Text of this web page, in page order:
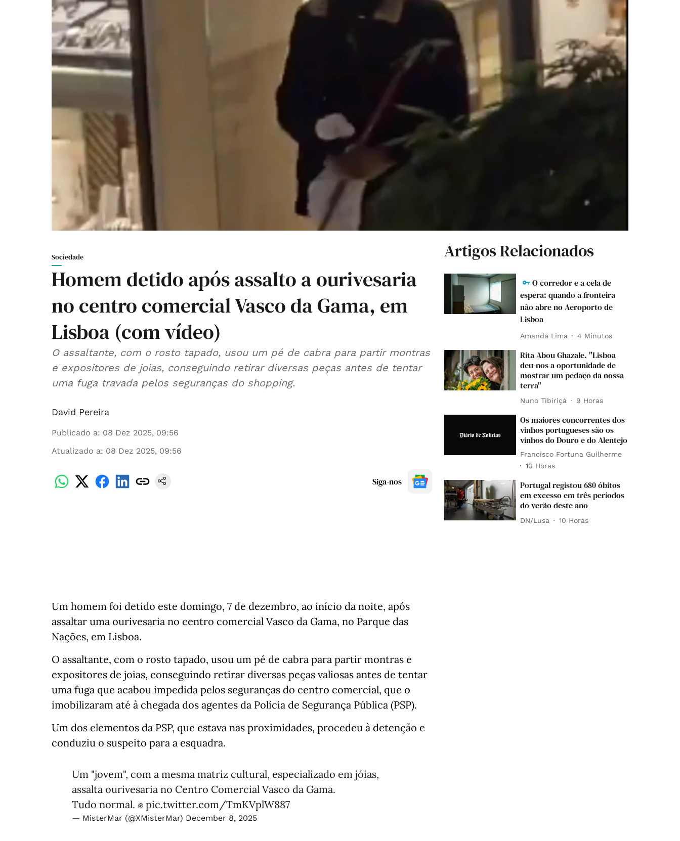
Sociedade
Homem detido após assalto a ourivesaria
no centro comercial Vasco da Gama, em
Lisboa (com vídeo)
O assaltante, com o rosto tapado, usou um pé de cabra para partir montras
e expositores de joias, conseguindo retirar diversas peças antes de tentar
uma fuga travada pelos seguranças do shopping.
David Pereira
Publicado a: 08 Dez 2025, 09:56
Atualizado a: 08 Dez 2025, 09:56
Siga-nos
Um homem foi detido este domingo, 7 de dezembro, ao início da noite, após
assaltar uma ourivesaria no centro comercial Vasco da Gama, no Parque das
Nações, em Lisboa.
O assaltante, com o rosto tapado, usou um pé de cabra para partir montras e
expositores de joias, conseguindo retirar diversas peças valiosas antes de tentar
uma fuga que acabou impedida pelos seguranças do centro comercial, que o
imobilizaram até à chegada dos agentes da Polícia de Segurança Pública (PSP).
Um dos elementos da PSP, que estava nas proximidades, procedeu à detenção e
conduziu o suspeito para a esquadra.
Um "jovem", com a mesma matriz cultural, especializado em jóias,
assalta ourivesaria no Centro Comercial Vasco da Gama.
Tudo normal. ✊ pic.twitter.com/TmKVplW887
— MisterMar (@XMisterMar) December 8, 2025
Artigos Relacionados
O corredor e a cela de
espera: quando a fronteira
não abre no Aeroporto de
Lisboa
Amanda Lima 4 Minutos
Rita Abou Ghazale. "Lisboa
deu-nos a oportunidade de
mostrar um pedaço da nossa
terra"
Nuno Tibiriçá 9 Horas
Os maiores concorrentes dos
vinhos portugueses são os
vinhos do Douro e do Alentejo
Francisco Fortuna Guilherme
10 Horas
Portugal registou 680 óbitos
em excesso em três períodos
do verão deste ano
DN/Lusa 10 Horas